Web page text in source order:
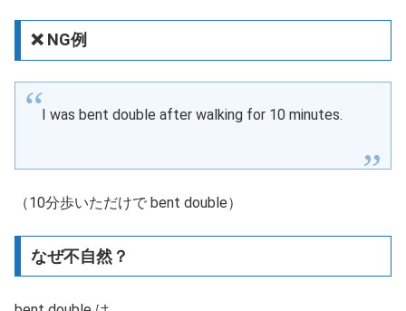
❌ NG例
I was bent double after walking for 10 minutes.
（10分歩いただけで bent double）
なぜ不自然？